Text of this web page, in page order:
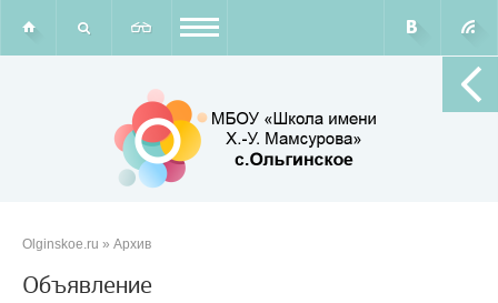
Olginskoe.ru » Архив
Объявление